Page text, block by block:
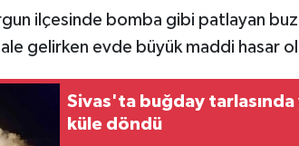
ilçesinde bomba gibi patlayan
gelirken evde büyük maddi hasar
Sivas'ta buğday tarlasında
küle döndü